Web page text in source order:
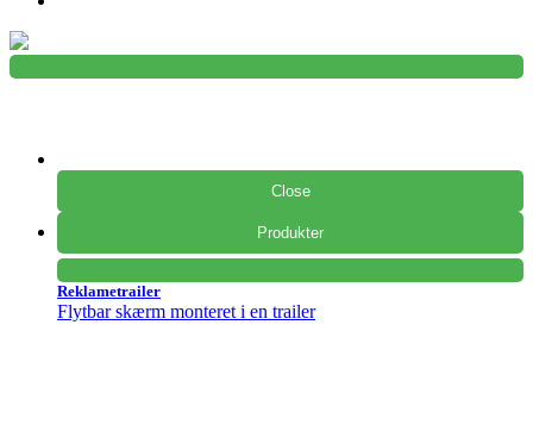
Close
Produkter
Reklametrailer
Flytbar skærm monteret i en trailer